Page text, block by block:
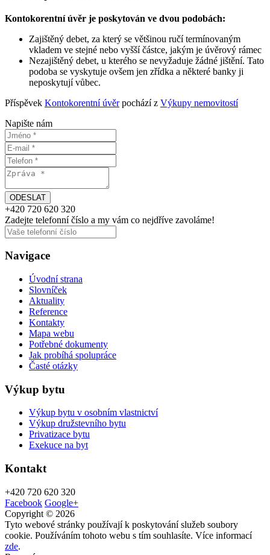
Kontokorentní úvěr je poskytován ve dvou podobách:
Zajištěný debet, za který se většinou ručí termínovaným
vkladem ve stejné nebo vyšší částce, jakým je úvěrový rámec
Nezajištěný debet, u kterého se nevyžaduje žádné jištění. Tato
podoba se vyskytuje ovšem jen zřídka a některé banky ji
neposkytují vůbec.
Příspěvek Kontokorentní úvěrpochází z Výkupy nemovitostí
Napište nám
+420 720 620 320
Zadejte telefonní číslo a my vám co nejdříve zavoláme!
Navigace
Úvodní strana
Slovníček
Aktuality
Reference
Kontakty
Mapa webu
Potřebné dokumenty
Jak probíhá spolupráce
Časté otázky
Výkup bytu
Výkup bytu v osobním vlastnictví
Výkup družstevního bytu
Privatizace bytu
Exekuce na byt
Kontakt
+420 720 620 320
Facebook Google+
Copyright © 2026
Tyto webové stránky používají k poskytování služeb soubory
cookie. Používáním tohoto webu s tím souhlasíte. Více informací
zde.